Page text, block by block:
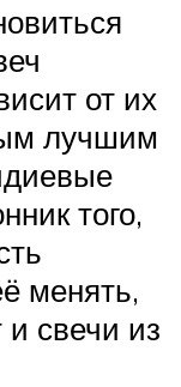
от их
лучшим
того,
менять,
свечи из